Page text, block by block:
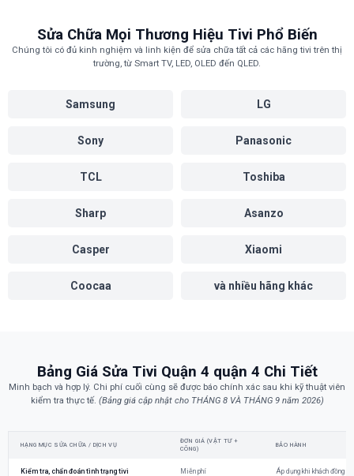
Sửa Chữa Mọi Thương Hiệu Tivi Phổ Biến
Chúng tôi có đủ kinh nghiệm và linh kiện để sửa chữa tất cả các hãng tivi trên thị
trường, từ Smart TV, LED, OLED đến QLED.
Samsung LG
Sony Panasonic
TCL Toshiba
Sharp Asanzo
Casper Xiaomi
Coocaa và nhiều hãng khác
Bảng Giá Sửa Tivi Quận 4 quận 4 Chi Tiết
Minh bạch và hợp lý. Chi phí cuối cùng sẽ được báo chính xác sau khi kỹ thuật viên
kiểm tra thực tế. (Bảng giá cập nhật cho THÁNG 8 VÀ THÁNG 9 năm 2026)
HẠNG MỤC SỬA CHỮA / DỊCH VỤ
ĐƠN GIÁ (VẬT TƯ +
CÔNG)
BẢO HÀNH
Kiểm tra, chẩn đoán tình trạng tivi Miễn phí Áp dụng khi khách đồng ý